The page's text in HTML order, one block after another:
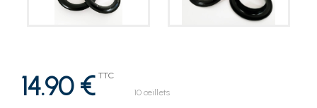
14.90 € TTC
10 œillets